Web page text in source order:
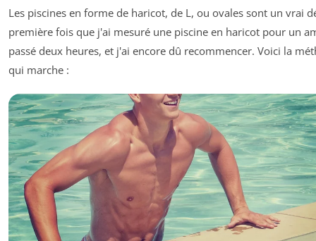
Les piscines en forme de haricot, de L, ou ovales sont un vrai
première fois que j'ai mesuré une piscine en haricot pour un
passé deux heures, et j'ai encore dû recommencer. Voici la
qui marche :